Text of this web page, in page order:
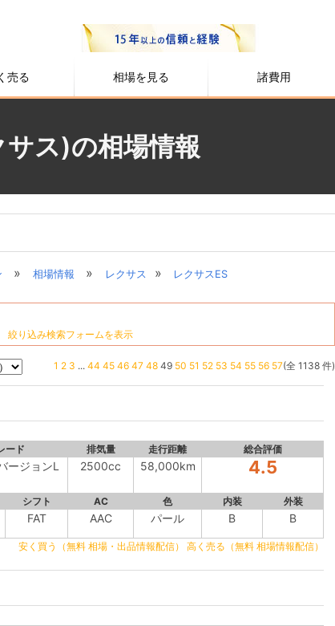
売る 相場を見る 諸費用
ス)の相場情報
» 相場情報 » レクサス » レクサスES
絞り込み検索フォームを表示
1 2 3 ... 44 45 46 47 4849 50 51 52 53 54 55 56 57(全 1138 件)
ード 排気量 走行距離 総合評価
ージョンL 2500cc 58,000km 4.5
シフト AC 色 内装 外装
FAT AAC パール B B
安く買う（無料 相場・出品情報配信） 高く売る（無料 相場情報配信）